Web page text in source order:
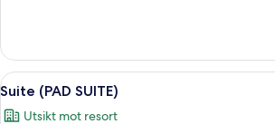
Åpne
alle
Sengetøy
4
Suite (PAD SUITE)
Utsikt mot resort